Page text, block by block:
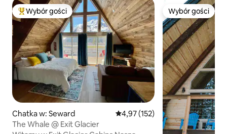
Najpopularniejsze z kategorii Wybór gości
Wybór gości
Chatka w: Seward Średnia ocena: 4,97 na 5, liczba
4,97 (152)
The Whale @ Exit Glacier
Wybór gości
Wybór gości